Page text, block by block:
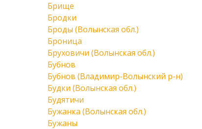
Брище
Бродки
Броды (Волынская обл.)
Броница
Бруховичи (Волынская обл.)
Бубнов
Бубнов (Владимир-Волынский р-н)
Будки (Волынская обл.)
Будятичи
Бужанка (Волынская обл.)
Бужаны